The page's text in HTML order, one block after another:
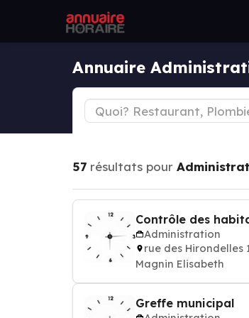
Annuaire
57 résultats pour
Contrôle des
Administration
rue des Hirondelles
Magnin Elisabeth
Greffe municipal